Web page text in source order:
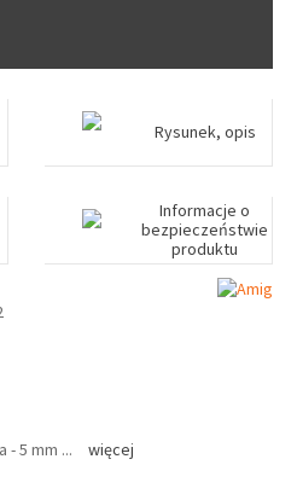
Rysunek, opis
Informacje o
bezpieczeństwie
produktu
- 5 mm ... więcej